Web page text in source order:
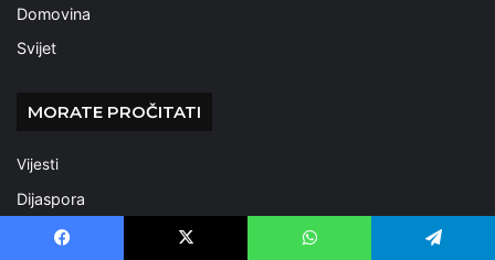
Domovina
Svijet
MORATE PROČITATI
Vijesti
Dijaspora
Domovina